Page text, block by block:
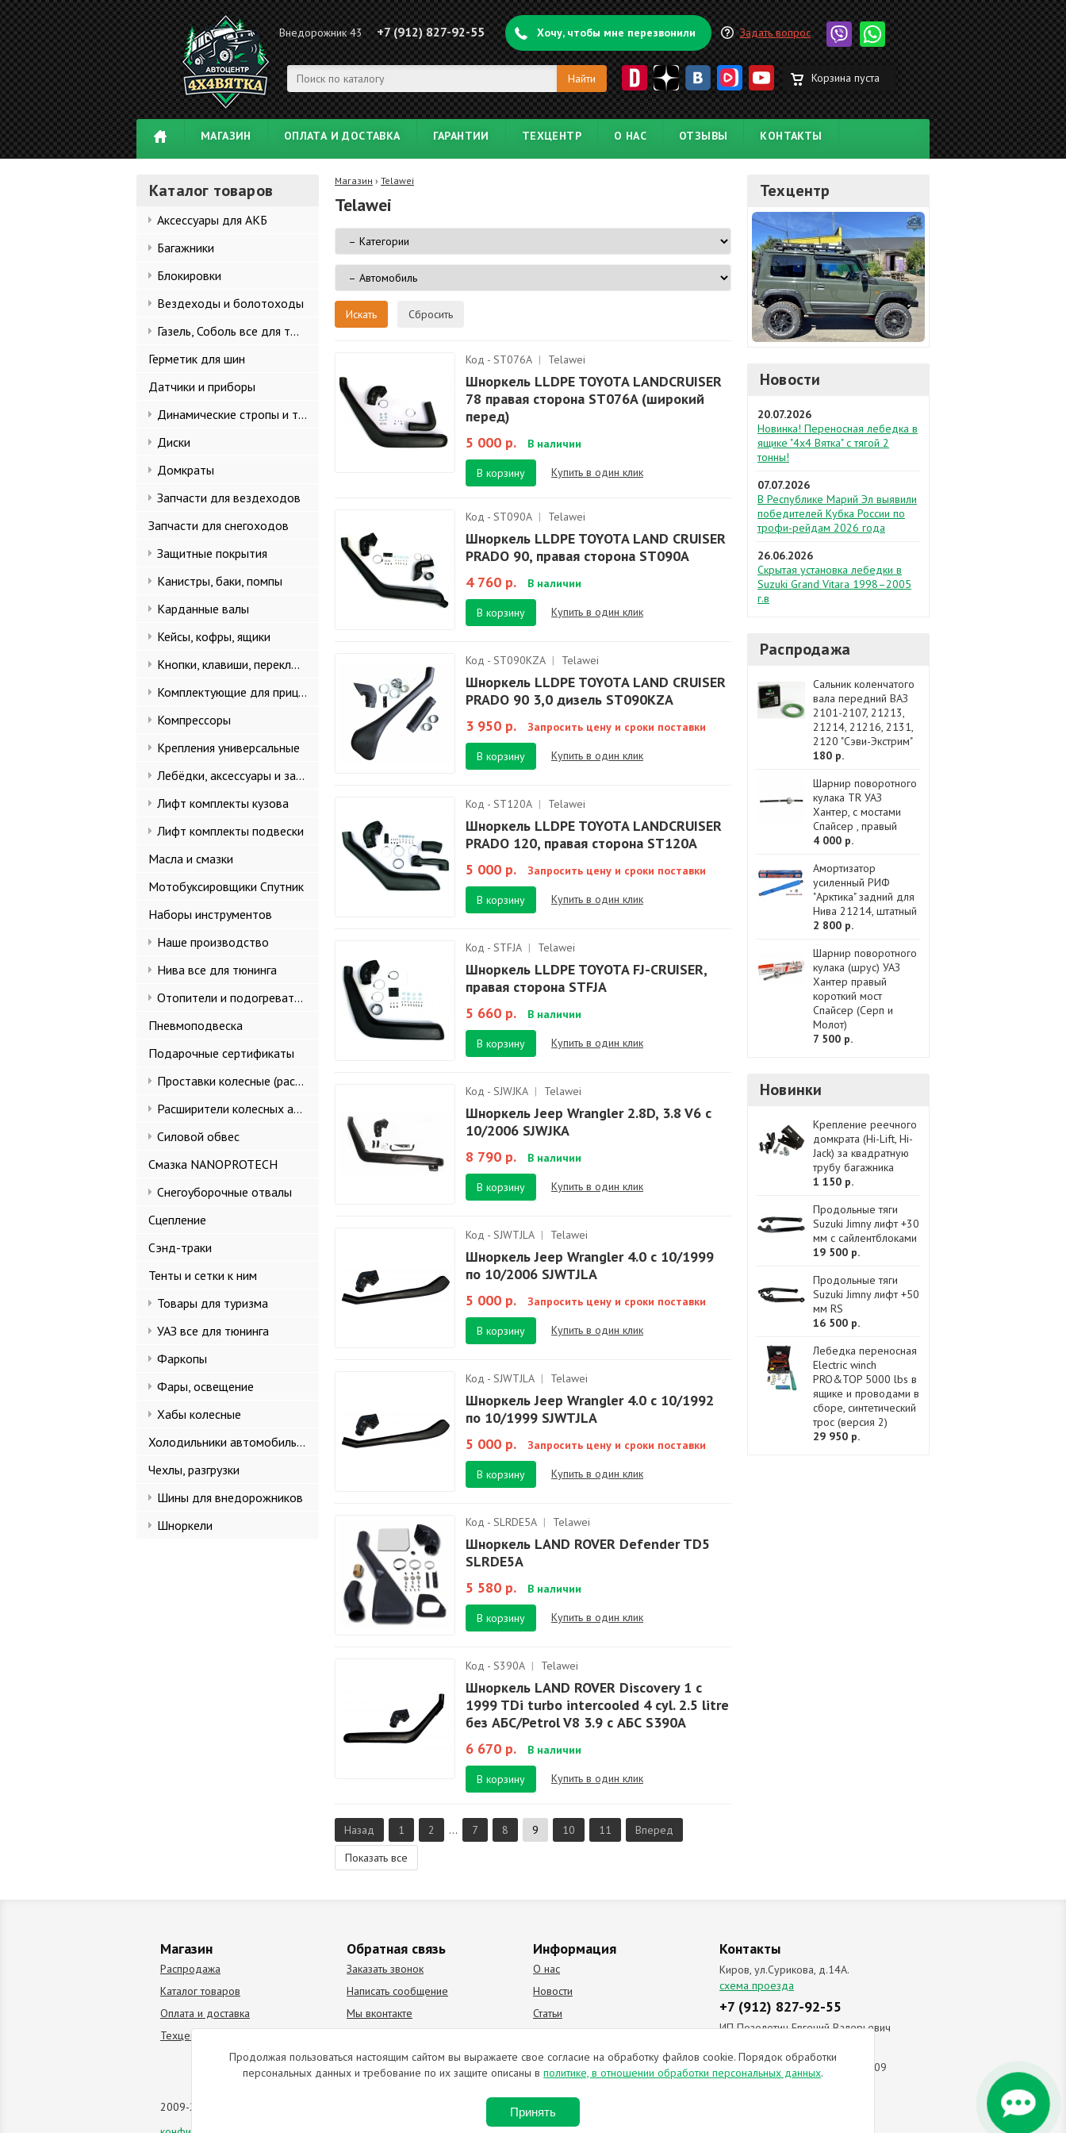
Внедорожник 43 +7 (912) 827-92-55 Хочу, чтобы мне перезвонили Задать вопрос
Корзина пуста
МАГАЗИН ОПЛАТА И ДОСТАВКА ГАРАНТИИ ТЕХЦЕНТР О НАС ОТЗЫВЫ КОНТАКТЫ
Каталог товаров
Аксессуары для АКБ
Багажники
Блокировки
Вездеходы и болотоходы
Газель, Соболь все для тюнинга
Герметик для шин
Датчики и приборы
Динамические стропы и такелаж
Диски
Домкраты
Запчасти для вездеходов
Запчасти для снегоходов
Защитные покрытия
Канистры, баки, помпы
Карданные валы
Кейсы, кофры, ящики
Кнопки, клавиши, переключатели
Комплектующие для прицепов
Компрессоры
Крепления универсальные
Лебёдки, аксессуары и запчасти
Лифт комплекты кузова
Лифт комплекты подвески
Масла и смазки
Мотобуксировщики Спутник
Наборы инструментов
Наше производство
Нива все для тюнинга
Отопители и подогреватели
Пневмоподвеска
Подарочные сертификаты
Проставки колесные (расширители колеи)
Расширители колесных арок и брызговики
Силовой обвес
Смазка NANOPROTECH
Снегоуборочные отвалы
Сцепление
Сэнд-траки
Тенты и сетки к ним
Товары для туризма
УАЗ все для тюнинга
Фаркопы
Фары, освещение
Хабы колесные
Холодильники автомобильные
Чехлы, разгрузки
Шины для внедорожников
Шноркели
Магазин › Telawei
Telawei
Сбросить
Код - ST076A | Telawei
Шноркель LLDPE TOYOTA LANDCRUISER
78 правая сторона ST076A (широкий
перед)
5 000 р.
В наличии
В корзину Купить в один клик
Код - ST090A | Telawei
Шноркель LLDPE TOYOTA LAND CRUISER
PRADO 90, правая сторона ST090A
4 760 р.
В наличии
В корзину Купить в один клик
Код - ST090KZA | Telawei
Шноркель LLDPE TOYOTA LAND CRUISER
PRADO 90 3,0 дизель ST090KZA
3 950 р.
Запросить цену и сроки поставки
В корзину Купить в один клик
Код - ST120A | Telawei
Шноркель LLDPE TOYOTA LANDCRUISER
PRADO 120, правая сторона ST120A
5 000 р.
Запросить цену и сроки поставки
В корзину Купить в один клик
Код - STFJA | Telawei
Шноркель LLDPE TOYOTA FJ-CRUISER,
правая сторона STFJA
5 660 р.
В наличии
В корзину Купить в один клик
Код - SJWJKA | Telawei
Шноркель Jeep Wrangler 2.8D, 3.8 V6 с
10/2006 SJWJKA
8 790 р.
В наличии
В корзину Купить в один клик
Код - SJWTJLA | Telawei
Шноркель Jeep Wrangler 4.0 с 10/1999
по 10/2006 SJWTJLA
5 000 р.
Запросить цену и сроки поставки
В корзину Купить в один клик
Код - SJWTJLA | Telawei
Шноркель Jeep Wrangler 4.0 c 10/1992
по 10/1999 SJWTJLA
5 000 р.
Запросить цену и сроки поставки
В корзину Купить в один клик
Код - SLRDE5A | Telawei
Шноркель LAND ROVER Defender TD5
SLRDE5A
5 580 р.
В наличии
В корзину Купить в один клик
Код - S390A | Telawei
Шноркель LAND ROVER Discovery 1 c
1999 TDi turbo intercooled 4 cyl. 2.5 litre
без АБС/Petrol V8 3.9 с АБС S390A
6 670 р.
В наличии
В корзину Купить в один клик
Назад 1 2 ... 7 8 9 10 11
Вперед
Показать все
Техцентр
Новости
20.07.2026
Новинка! Переносная лебедка в
ящике "4х4 Вятка" с тягой 2
тонны!
07.07.2026
В Республике Марий Эл выявили
победителей Кубка России по
трофи-рейдам 2026 года
26.06.2026
Скрытая установка лебедки в
Suzuki Grand Vitara 1998–2005
г.в
Распродажа
Сальник коленчатого
вала передний ВАЗ
2101-2107, 21213,
21214, 21216, 2131,
2120 "Сэви-Экстрим"
180 р.
Шарнир поворотного
кулака TR УАЗ
Хантер, с мостами
Спайсер , правый
4 000 р.
Амортизатор
усиленный РИФ
"Арктика" задний для
Нива 21214, штатный
2 800 р.
Шарнир поворотного
кулака (шрус) УАЗ
Хантер правый
короткий мост
Спайсер (Серп и
Молот)
7 500 р.
Новинки
Крепление реечного
домкрата (Hi-Lift, Hi-
Jack) за квадратную
трубу багажника
1 150 р.
Продольные тяги
Suzuki Jimny лифт +30
мм с сайлентблоками
19 500 р.
Продольные тяги
Suzuki Jimny лифт +50
мм RS
16 500 р.
Лебедка переносная
Electric winch
PRO&TOP 5000 lbs в
ящике и проводами в
сборе, синтетический
трос (версия 2)
29 950 р.
Магазин
Распродажа
Каталог товаров
Оплата и доставка
Техцентр
Обратная связь
Заказать звонок
Написать сообщение
Мы вконтакте
Информация
О нас
Новости
Статьи
Контакты
Киров, ул.Сурикова, д.14А.
схема проезда
+7 (912) 827-92-55
ИП Позолотин Евгений Валерьевич
ИНН 434537218055 / ОГРН ИП
309434505600123 от 25.02.2009
2009-2026 © Все права защищены. Копирование материалов запрещено. Отправляя любую форму на сайте, вы соглашаетесь с
Продолжая пользоваться настоящим сайтом вы выражаете свое согласие на обработку файлов cookie. Порядок обработки
персональных данных и требование по их защите описаны в политике, в отношении обработки персональных данных.
Принять